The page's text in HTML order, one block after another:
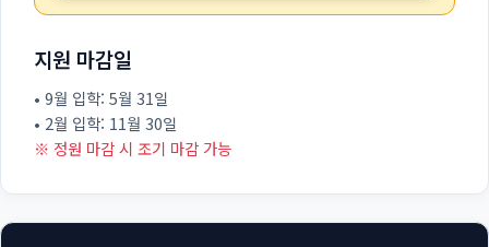
지원 마감일
• 9월 입학: 5월 31일
• 2월 입학: 11월 30일
※ 정원 마감 시 조기 마감 가능